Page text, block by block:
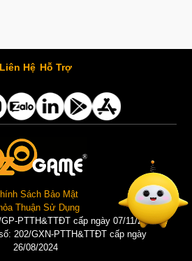
Liên Hệ Hỗ Trợ
Sách Bảo Mật
Thuận Sử Dụng
PTTH&TTĐT cấp ngày 07/11/2025 |
202/GXN-PTTH&TTĐT cấp ngày
26/08/2024